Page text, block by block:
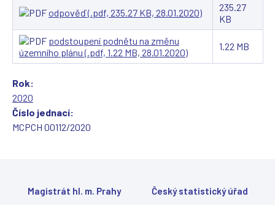
odpověď (.pdf, 235.27 KB, 28.01.2020)
235.27
KB
podstoupení podnětu na změnu
územního plánu (.pdf, 1.22 MB, 28.01.2020)
1.22 MB
Rok:
2020
Číslo jednací:
MCPCH 00112/2020
Magistrát hl. m. Prahy
Český statistický úřad